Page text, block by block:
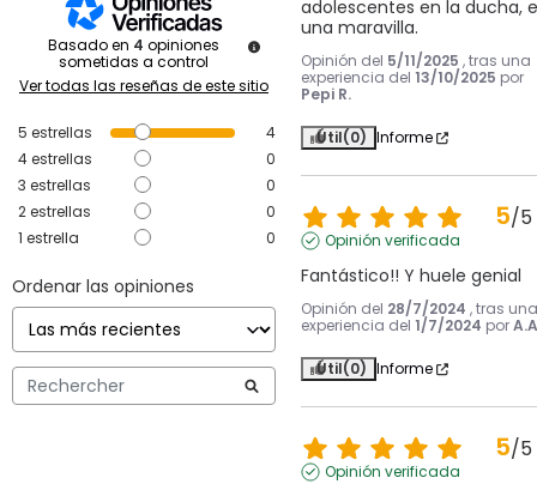
Basado en 4 opiniones
sometidas a control
Ver todas las reseñas de este sitio
5 estrellas
4
4estrellas
0
3 estrellas
0
2estrellas
0
1 estrella 0
Ordenar las opiniones
adolescentes en la ducha,
una maravilla.
Opinión del 5/11/2025 , tras una
experiencia del 13/10/2025 por
Pepi R.
Útil(0) Informe
5/5
Opinión verificada
Fantástico!! Y huele genial
Opinión del 28/7/2024 , tras una
experiencia del 1/7/2024 por
Útil(0) Informe
5/5
Opinión verificada